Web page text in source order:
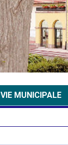
VIE MUNICIPALE